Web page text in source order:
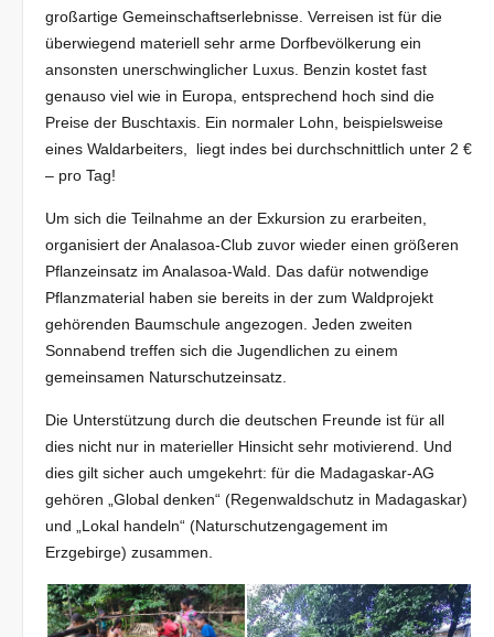
großartige Gemeinschaftserlebnisse. Verreisen ist für die
überwiegend materiell sehr arme Dorfbevölkerung ein
ansonsten unerschwinglicher Luxus. Benzin kostet fast
genauso viel wie in Europa, entsprechend hoch sind die
Preise der Buschtaxis. Ein normaler Lohn, beispielsweise
eines Waldarbeiters, liegt indes bei durchschnittlich unter 2 €
– pro Tag!
Um sich die Teilnahme an der Exkursion zu erarbeiten,
organisiert der Analasoa-Club zuvor wieder einen größeren
Pflanzeinsatz im Analasoa-Wald. Das dafür notwendige
Pflanzmaterial haben sie bereits in der zum Waldprojekt
gehörenden Baumschule angezogen. Jeden zweiten
Sonnabend treffen sich die Jugendlichen zu einem
gemeinsamen Naturschutzeinsatz.
Die Unterstützung durch die deutschen Freunde ist für all
dies nicht nur in materieller Hinsicht sehr motivierend. Und
dies gilt sicher auch umgekehrt: für die Madagaskar-AG
gehören „Global denken“ (Regenwaldschutz in Madagaskar)
und „Lokal handeln“ (Naturschutzengagement im
Erzgebirge) zusammen.